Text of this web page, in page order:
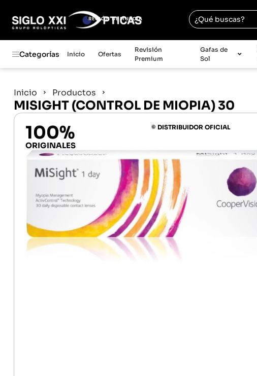
REGIÓN DE MURCIA
Categorías Inicio Ofertas
Revisión
Premium
Gafas de
Sol
Inicio Productos
MISIGHT (CONTROL DE MIOPIA) 30
100%
ORIGINALES
© DISTRIBUIDOR OFICIAL